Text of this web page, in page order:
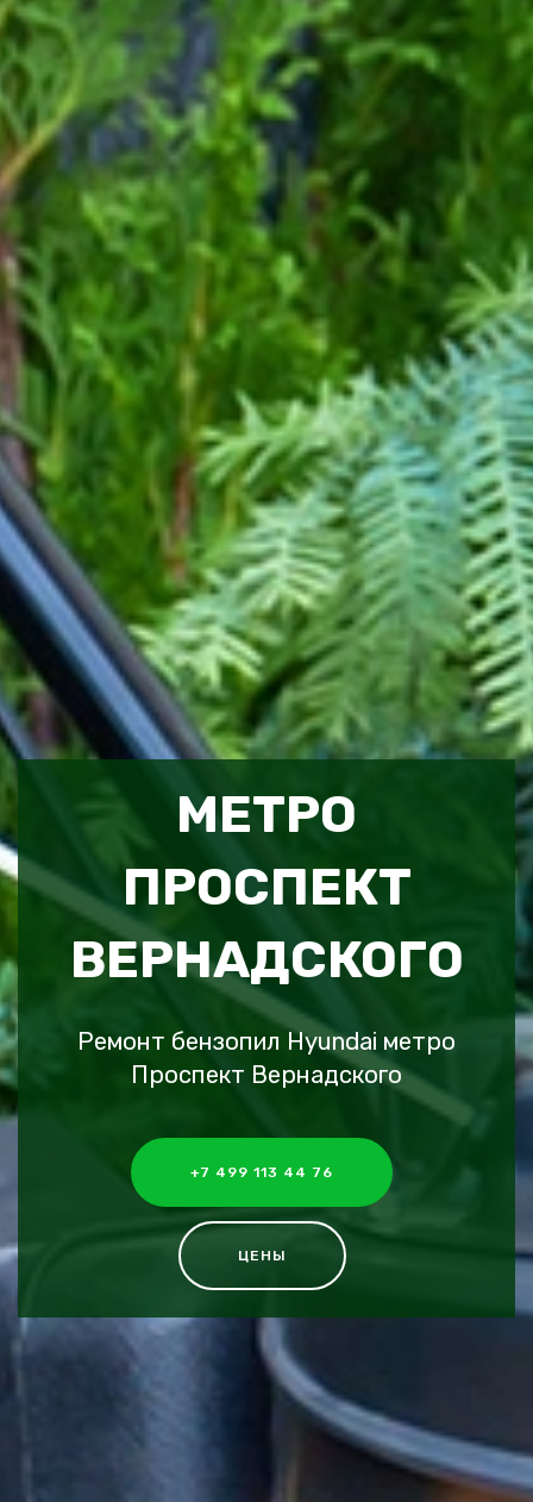
МЕТРО
ПРОСПЕКТ
ВЕРНАДСКОГО
Ремонт бензопил Hyundai метро
Проспект Вернадского
+7 499 113 44 76
ЦЕНЫ